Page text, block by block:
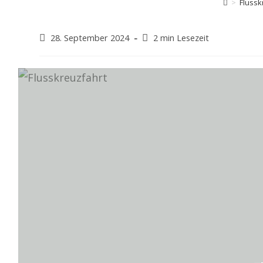
>
Beitrag
28. September 2024 Lesedauer:
2 min Lesezeit